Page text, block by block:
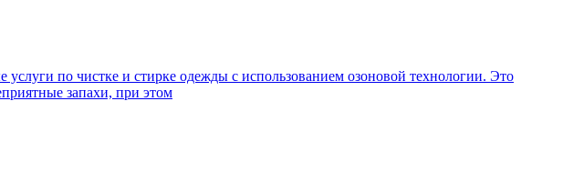
по чистке и стирке одежды с использованием озоновой технологии. Это
запахи, при этом